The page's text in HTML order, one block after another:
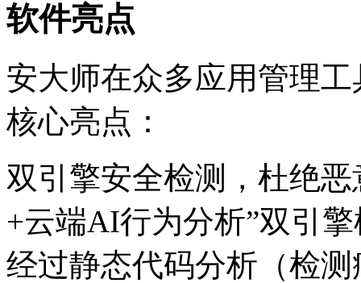
软件亮点
安大师在众多应用管理
核心亮点：
双引擎安全检测，杜绝
+云端AI行为分析”双引
经过静态代码分析（检